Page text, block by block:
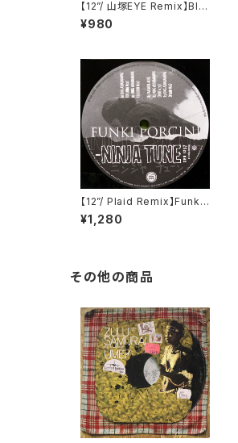
【12”/ 山塚EYE Remix】Bla
ck Dice / Cone Toaster
(DFA) (dfa 2129)
¥980
【12”/ Plaid Remix】Funki
Porcini / King Ashabana
pal (Ninja Tune) (zen 12
¥1,280
その他の商品